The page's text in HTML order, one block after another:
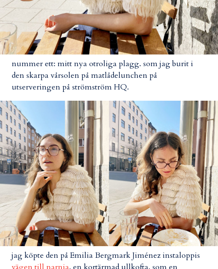
nummer ett: mitt nya otroliga plagg. som jag burit i
den skarpa vårsolen på matlådelunchen på
utserveringen på strömström HQ.
jag köpte den på Emilia Bergmark Jiménez instaloppis